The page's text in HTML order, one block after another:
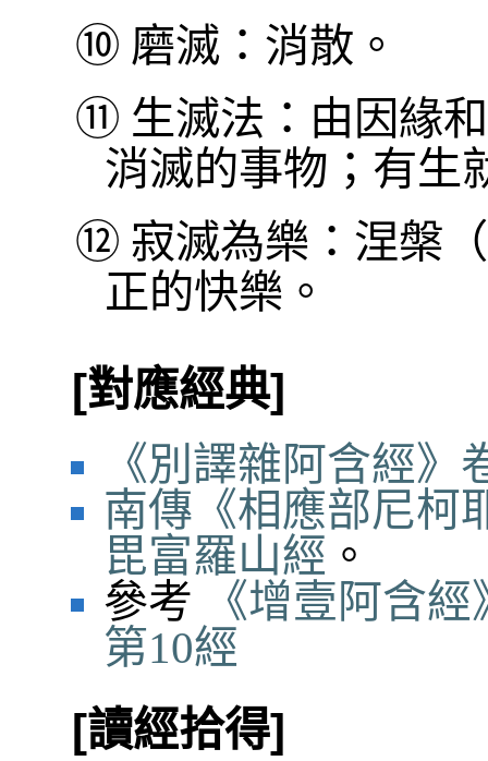
⑩ 磨滅：消散。
⑪ 生滅法：由因緣
消滅的事物；有生
⑫ 寂滅為樂：涅槃
正的快樂。
[對應經典]
《別譯雜阿含經》
南傳《相應部尼柯
毘富羅山經 。
參考
《增壹阿含
第10經
[讀經拾得]